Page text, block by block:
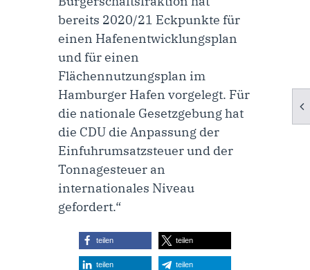
bereits 2020/21 Eckpunkte für
einen Hafenentwicklungsplan
und für einen
Flächennutzungsplan im
Hamburger Hafen vorgelegt. Für
die nationale Gesetzgebung hat
die CDU die Anpassung der
Einfuhrumsatzsteuer und der
Tonnagesteuer an
internationales Niveau
gefordert.“
teilen teilen
teilen teilen